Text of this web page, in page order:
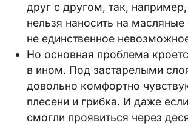
друг с другом, так,
нельзя наносить на масляные
не единственное
Но основная проблема
в ином. Под застарелыми
довольно комфортно
плесени и грибка. И даже
смогли проявиться через